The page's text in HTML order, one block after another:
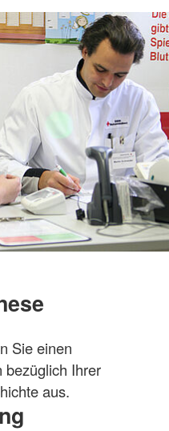
Sie einen
bezüglich Ihrer
aus.